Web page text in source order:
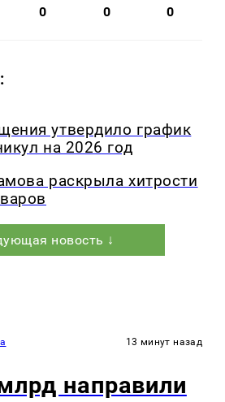
0 0 0
утвердило график
на 2026 год
раскрыла хитрости
новость ↓
13 минут назад
направили